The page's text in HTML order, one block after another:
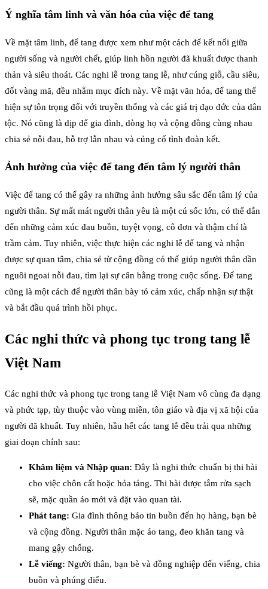
Ý nghĩa tâm linh và văn hóa của việc để tang
Về mặt tâm linh, để tang được xem như một cách để kết nối giữa
người sống và người chết, giúp linh hồn người đã khuất được thanh
thản và siêu thoát. Các nghi lễ trong tang lễ, như cúng giỗ, cầu siêu,
đốt vàng mã, đều nhằm mục đích này. Về mặt văn hóa, để tang thể
hiện sự tôn trọng đối với truyền thống và các giá trị đạo đức của dân
tộc. Nó cũng là dịp để gia đình, dòng họ và cộng đồng cùng nhau
chia sẻ nỗi đau, hỗ trợ lẫn nhau và củng cố tình đoàn kết.
Ảnh hưởng của việc để tang đến tâm lý người thân
Việc để tang có thể gây ra những ảnh hưởng sâu sắc đến tâm lý của
người thân. Sự mất mát người thân yêu là một cú sốc lớn, có thể dẫn
đến những cảm xúc đau buồn, tuyệt vọng, cô đơn và thậm chí là
trầm cảm. Tuy nhiên, việc thực hiện các nghi lễ để tang và nhận
được sự quan tâm, chia sẻ từ cộng đồng có thể giúp người thân dần
nguôi ngoai nỗi đau, tìm lại sự cân bằng trong cuộc sống. Để tang
cũng là một cách để người thân bày tỏ cảm xúc, chấp nhận sự thật
và bắt đầu quá trình hồi phục.
Các nghi thức và phong tục trong tang lễ
Việt Nam
Các nghi thức và phong tục trong tang lễ Việt Nam vô cùng đa dạng
và phức tạp, tùy thuộc vào vùng miền, tôn giáo và địa vị xã hội của
người đã khuất. Tuy nhiên, hầu hết các tang lễ đều trải qua những
giai đoạn chính sau:
Khâm liệm và Nhập quan: Đây là nghi thức chuẩn bị thi hài
cho việc chôn cất hoặc hỏa táng. Thi hài được tắm rửa sạch
sẽ, mặc quần áo mới và đặt vào quan tài.
Phát tang: Gia đình thông báo tin buồn đến họ hàng, bạn bè
và cộng đồng. Người thân mặc áo tang, đeo khăn tang và
mang gậy chống.
Lễ viếng: Người thân, bạn bè và đồng nghiệp đến viếng, chia
buồn và phúng điếu.